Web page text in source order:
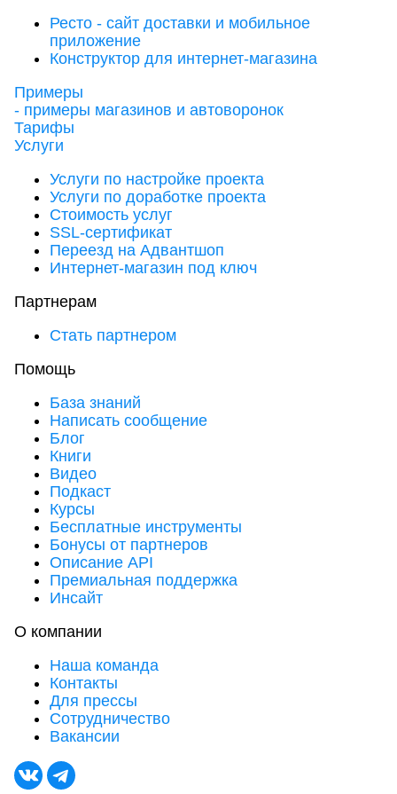
Ресто - сайт доставки и мобильное
приложение
Конструктор для интернет-магазина
Примеры
- примеры магазинов и автоворонок
Тарифы
Услуги
Услуги по настройке проекта
Услуги по доработке проекта
Стоимость услуг
SSL-сертификат
Переезд на Адвантшоп
Интернет-магазин под ключ
Партнерам
Стать партнером
Помощь
База знаний
Написать сообщение
Блог
Книги
Видео
Подкаст
Курсы
Бесплатные инструменты
Бонусы от партнеров
Описание API
Премиальная поддержка
Инсайт
О компании
Наша команда
Контакты
Для прессы
Сотрудничество
Вакансии